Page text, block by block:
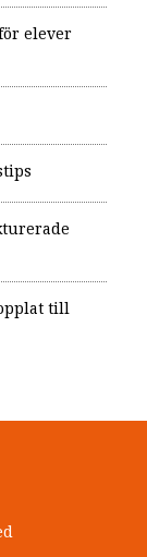
elever
till